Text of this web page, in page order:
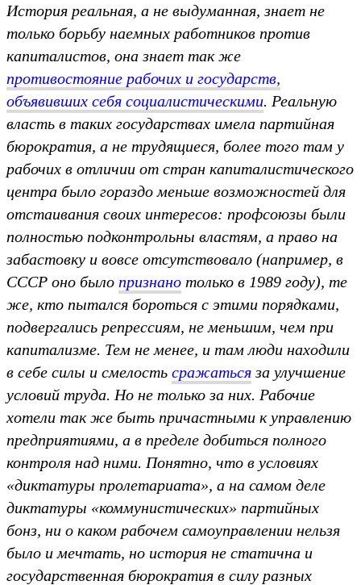
История реальная, а не выдуманная, знает не
только борьбу наемных работников против
капиталистов, она знает так же
противостояние рабочих и государств,
объявивших себя социалистическими. Реальную
власть в таких государствах имела партийная
бюрократия, а не трудящиеся, более того там у
рабочих в отличии от стран капиталистического
центра было гораздо меньше возможностей для
отстаивания своих интересов: профсоюзы были
полностью подконтрольны властям, а право на
забастовку и вовсе отсутствовало (например, в
СССР оно было признано только в 1989 году), те
же, кто пытался бороться с этими порядками,
подвергались репрессиям, не меньшим, чем при
капитализме. Тем не менее, и там люди находили
в себе силы и смелость сражатьсяза улучшение
условий труда. Но не только за них. Рабочие
хотели так же быть причастными к управлению
предприятиями, а в пределе добиться полного
контроля над ними. Понятно, что в условиях
«диктатуры пролетариата», а на самом деле
диктатуры «коммунистических» партийных
бонз, ни о каком рабочем самоуправлении нельзя
было и мечтать, но история не статична и
государственная бюрократия в силу разных